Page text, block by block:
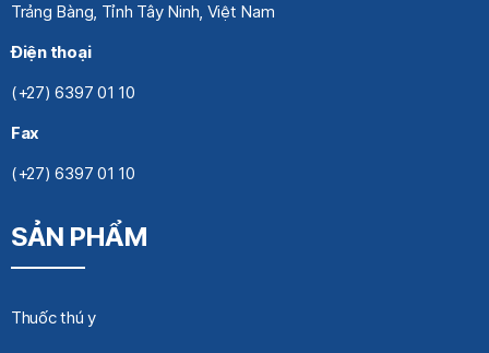
Trảng Bàng, Tỉnh Tây Ninh, Việt Nam
Điện thoại
(+27) 6397 01 10
Fax
(+27) 6397 01 10
SẢN PHẨM
Thuốc thú y